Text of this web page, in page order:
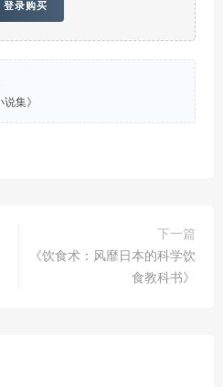
登录购买
说集》
下一篇
《饮食术：风靡日本的科学饮
食教科书》